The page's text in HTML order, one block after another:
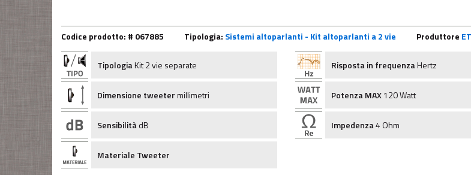
Codice prodotto: # 067885 Tipologia: Sistemi altoparlanti - Kit altoparlanti a 2 vie Produttore
TipologiaKit 2 vie separate Risposta in frequenzaHertz
Dimensione tweetermillimetri Potenza MAX120 Watt
SensibilitàdB Impedenza4 Ohm
Materiale Tweeter